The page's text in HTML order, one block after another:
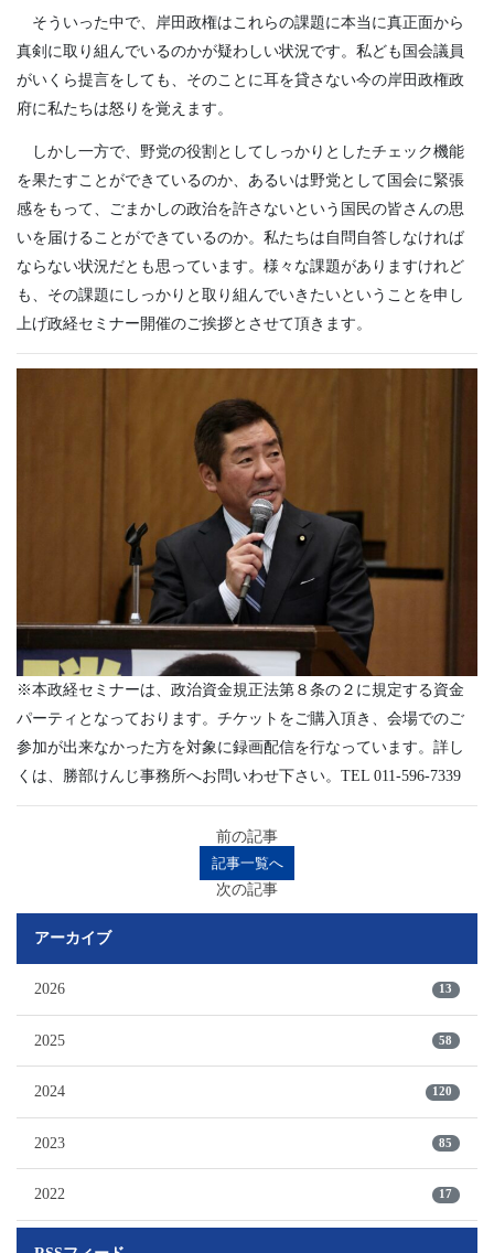
そういった中で、岸田政権はこれらの課題に本当に真正面から
真剣に取り組んでいるのかが疑わしい状況です。私ども国会議員
がいくら提言をしても、そのことに耳を貸さない今の岸田政権政
府に私たちは怒りを覚えます。
しかし一方で、野党の役割としてしっかりとしたチェック機能
を果たすことができているのか、あるいは野党として国会に緊張
感をもって、ごまかしの政治を許さないという国民の皆さんの思
いを届けることができているのか。私たちは自問自答しなければ
ならない状況だとも思っています。様々な課題がありますけれど
も、その課題にしっかりと取り組んでいきたいということを申し
上げ政経セミナー開催のご挨拶とさせて頂きます。
※本政経セミナーは、政治資金規正法第８条の２に規定する資金
パーティとなっております。チケットをご購入頂き、会場でのご
参加が出来なかった方を対象に録画配信を行なっています。詳し
くは、勝部けんじ事務所へお問いわせ下さい。TEL 011-596-7339
前の記事
記事一覧へ
次の記事
アーカイブ
2026 13
2025 58
2024 120
2023 85
2022 17